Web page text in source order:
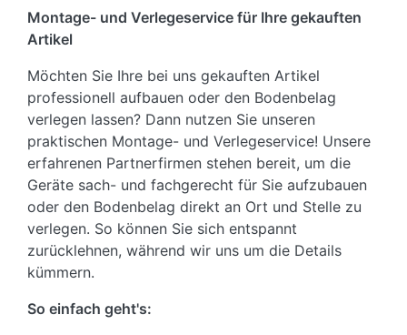
Montage- und Verlegeservice für Ihre gekauften
Artikel
Möchten Sie Ihre bei uns gekauften Artikel
professionell aufbauen oder den Bodenbelag
verlegen lassen? Dann nutzen Sie unseren
praktischen Montage- und Verlegeservice! Unsere
erfahrenen Partnerfirmen stehen bereit, um die
Geräte sach- und fachgerecht für Sie aufzubauen
oder den Bodenbelag direkt an Ort und Stelle zu
verlegen. So können Sie sich entspannt
zurücklehnen, während wir uns um die Details
kümmern.
So einfach geht's: